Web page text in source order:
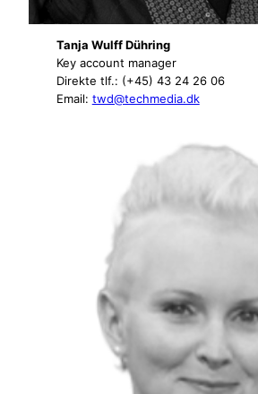
Tanja Wulff Dühring
Key account manager
Direkte tlf.: (+45) 43 24 26 06
Email: twd@techmedia.dk